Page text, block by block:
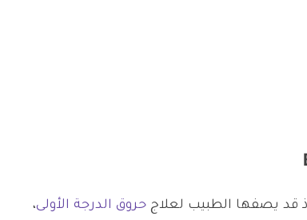
قد يصفها الطبيب لعلاج حروق الدرجة الأولى،